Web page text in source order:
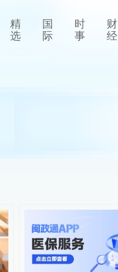
精
选
国
际
时
事
财
经